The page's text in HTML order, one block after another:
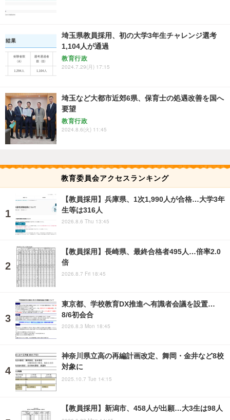
埼玉県教員採用、初の大学3年生チャレンジ選考
1,104人が通過
教育行政
2024.7.29(月) 17:15
埼玉など大都市近郊6県、保育士の処遇改善を国へ
要望
教育行政
2024.8.6(火) 11:45
教育委員会アクセスランキング
【教員採用】兵庫県、1次1,990人が合格…大学3年
生等は316人
2026.8.6 Thu 13:45
【教員採用】長崎県、最終合格者495人…倍率2.0
倍
2026.8.7 Fri 18:45
東京都、学校教育DX推進へ有識者会議を設置…
8/6初会合
2026.8.3 Mon 18:45
神奈川県立高の再編計画改定、舞岡・金井など8校
対象に
2025.10.7 Tue 14:15
【教員採用】新潟市、458人が出願…大3生は98人